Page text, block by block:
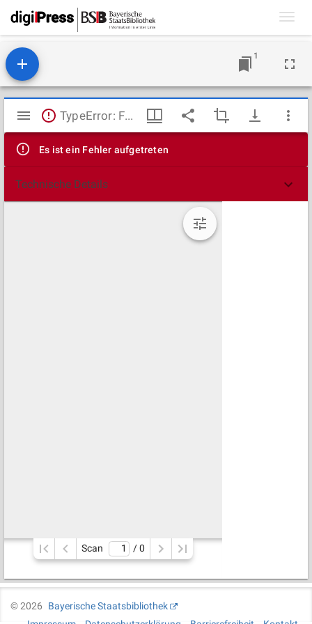
1
Mirador
Viewer
TypeError: Failed to fetch
Es ist ein Fehler aufgetreten
Technische Details
Scan / 0
©2026
Bayerische Staatsbibliothek